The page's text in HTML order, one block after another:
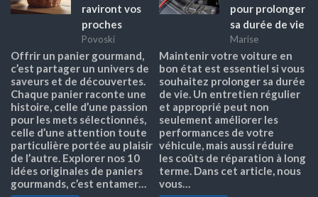
raviront vos
proches
Povoski
Offrir un panier gourmand,
c’est partager un univers de
saveurs et de découvertes.
Chaque panier raconte une
histoire, celle d’une passion
pour les mets sélectionnés,
celle d’une attention toute
particulière portée au plaisir
de l’autre. Explorer nos 10
idées originales de paniers
gourmands, c’est entamer…
pour prolonger
sa durée de vie
Marise
Maintenir votre voiture en
bon état est essentiel si vous
souhaitez prolonger sa durée
de vie. Un entretien régulier
et approprié peut non
seulement améliorer les
performances de votre
véhicule, mais aussi réduire
les coûts de réparation à long
terme. Dans cet article, nous
vous…